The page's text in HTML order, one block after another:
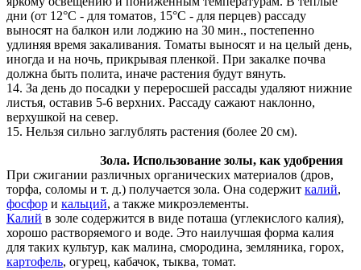
дни (от 12°С - для томатов, 15°С - для перцев) рассаду
выносят на балкон или лоджию на 30 мин., постепенно
удлиняя время закаливания. Томаты выносят и на целый день,
иногда и на ночь, прикрывая пленкой. При закалке почва
должна быть полита, иначе растения будут вянуть.
14. За день до посадки у переросшей рассады удаляют нижние
листья, оставив 5-6 верхних. Рассаду сажают наклонно,
верхушкой на север.
15. Нельзя сильно заглублять растения (более 20 см).
Зола. Использование золы, как удобрения
При сжигании различных органических материалов (дров,
торфа, соломы и т. д.) получается зола. Она содержит калий,
фосфор и кальций, а также микроэлементы.
Калий в золе содержится в виде поташа (углекислого калия),
хорошо растворяемого и воде. Это наилучшая форма калия
для таких культур, как малина, смородина, земляника, горох,
картофель, огурец, кабачок, тыква, томат.